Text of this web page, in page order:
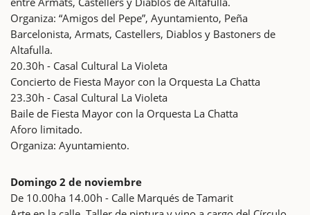
Organiza: “Amigos del Pepe”, Ayuntamiento, Peña
Barcelonista, Armats, Castellers, Diablos y Bastoners de
Altafulla.
20.30h - Casal Cultural La Violeta
Concierto de Fiesta Mayor con la Orquesta La Chatta
23.30h - Casal Cultural La Violeta
Baile de Fiesta Mayor con la Orquesta La Chatta
Aforo limitado.
Organiza: Ayuntamiento.
Domingo 2 de noviembre
De 10.00ha 14.00h - Calle Marqués de Tamarit